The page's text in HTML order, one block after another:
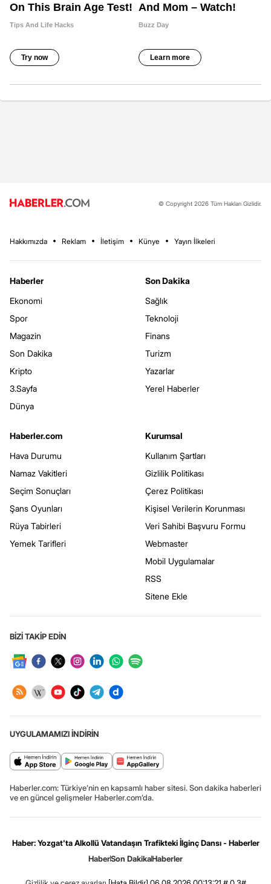
© Copyright 2026 Tüm Hakları Gizlidir.
Hakkımızda Reklam İletişim Künye Yayın İlkeleri
Haberler
Ekonomi
Spor
Magazin
Son Dakika
Kripto
3.Sayfa
Dünya
Son Dakika
Sağlık
Teknoloji
Finans
Turizm
Yazarlar
Yerel Haberler
Haberler.com
Hava Durumu
Namaz Vakitleri
Seçim Sonuçları
Şans Oyunları
Rüya Tabirleri
Yemek Tarifleri
Kurumsal
Kullanım Şartları
Gizlilik Politikası
Çerez Politikası
Kişisel Verilerin Korunması
Veri Sahibi Başvuru Formu
Webmaster
Mobil Uygulamalar
RSS
Sitene Ekle
BİZİ TAKİP EDİN
UYGULAMAMIZI İNDİRİN
Haberler.com: Türkiye’nin en kapsamlı haber sitesi. Son dakika haberleri
ve en güncel gelişmeler Haberler.com’da.
Haber: Yozgat'ta Alkollü Vatandaşın Trafikteki İlginç Dansı - Haberler
HaberSon DakikaHaberler